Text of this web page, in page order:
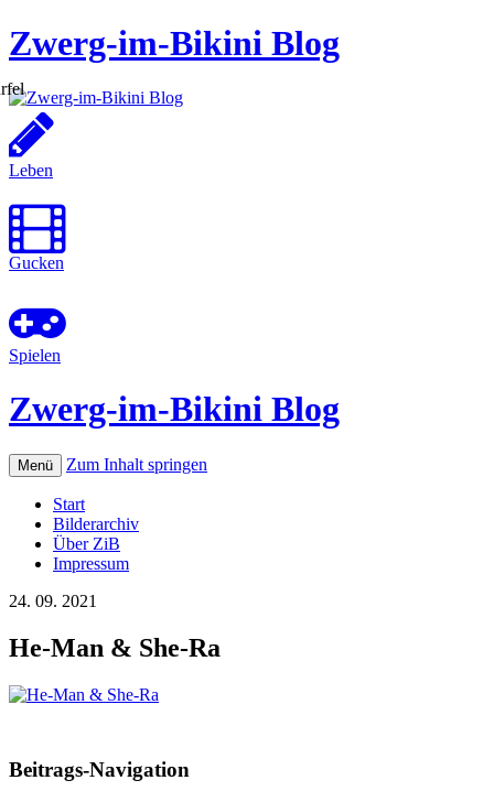
Zwerg-im-Bikini Blog
Leben
Gucken
Spielen
Zwerg-im-Bikini Blog
Menü Zum Inhalt springen
Start
Bilderarchiv
Über ZiB
Impressum
24. 09. 2021
He-Man & She-Ra
Beitrags-Navigation